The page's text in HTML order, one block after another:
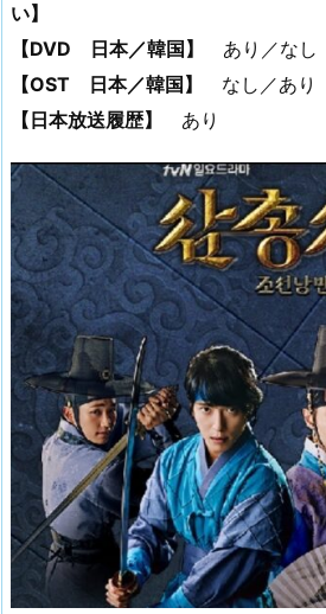
い】
【DVD 日本／韓国】
あり／なし
【OST 日本／韓国】
なし／あり
【日本放送履歴】
あり